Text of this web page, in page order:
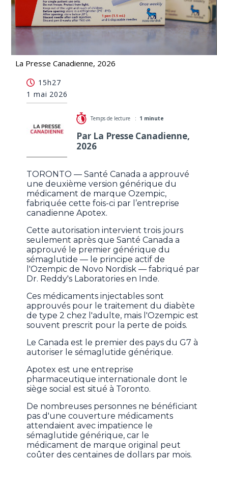
La Presse Canadienne, 2026
générique d'Ozempic, qui est canadienne
15h27
1 mai 2026
Temps de lecture : 1 minute
Par La Presse Canadienne,
2026
TORONTO — Santé Canada a approuvé
une deuxième version générique du
médicament de marque Ozempic,
fabriquée cette fois-ci par l’entreprise
canadienne Apotex.
Cette autorisation intervient trois jours
seulement après que Santé Canada a
approuvé le premier générique du
sémaglutide — le principe actif de
l'Ozempic de Novo Nordisk — fabriqué par
Dr. Reddy's Laboratories en Inde.
Ces médicaments injectables sont
approuvés pour le traitement du diabète
de type 2 chez l'adulte, mais l'Ozempic est
souvent prescrit pour la perte de poids.
Le Canada est le premier des pays du G7 à
autoriser le sémaglutide générique.
Apotex est une entreprise
pharmaceutique internationale dont le
siège social est situé à Toronto.
De nombreuses personnes ne bénéficiant
pas d'une couverture médicaments
attendaient avec impatience le
sémaglutide générique, car le
médicament de marque original peut
coûter des centaines de dollars par mois.